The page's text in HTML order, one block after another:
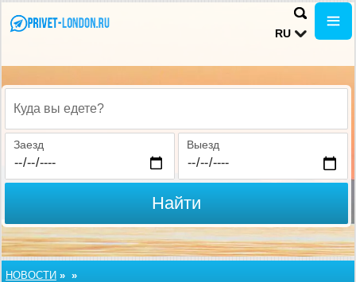
RU
Куда вы едете?
Заезд Выезд
Найти
НОВОСТИ » »